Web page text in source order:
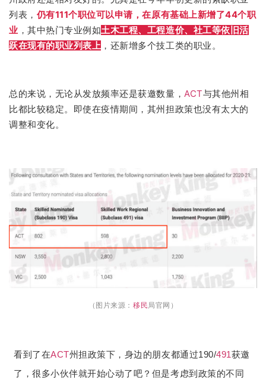
列表， 仍有111个职位可以申请，在原有基础上新增了44个职
业 ，其中热门专业例如土木工程、工程造价、社工等依旧活
跃在现有的职业列表上 ，还新增多个技工类的职业。
总的来说，无论从发放频率还是获邀数量， ACT与其他州相
比都比较稳定。即使在疫情期间，其州担政策也没有太大的
调整和变化。
（图片来源： 移民局官网）
看到了在ACT州担政策下，身边的朋友都通过190/491获邀
了，很多小伙伴就开始心动了吧？但是考虑到政策的不同